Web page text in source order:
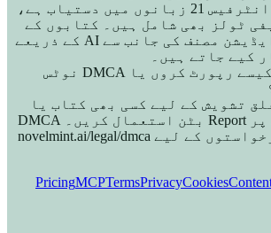
Novelmint کا انٹرفیس 21 زبانوں میں دستیاب ہے،
ٹولز بھی شامل ہیں۔ کتابوں کے
ترجمہ شدہ ایڈیشن مصنف کی جانب سے AI کے ذریعے
کیے جاتے ہیں۔
میں کوئی مسئلہ کیسے رپورٹ کروں یا DMCA نوٹس
تشویش کے لیے کسی بھی کتاب یا
چیپٹر صفحے پر Report بٹن استعمال کریں۔ DMCA
ٹیک ڈاؤن درخواستوں کے لیے novelmint.ai/legal/dmca
PricingMCPTermsPrivacyCookies